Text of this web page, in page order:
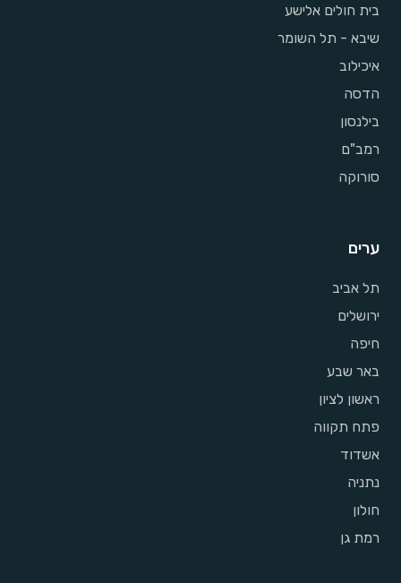
בית חולים אלישע
שיבא - תל השומר
איכילוב
הדסה
בילנסון
רמב"ם
סורוקה
ערים
תל אביב
ירושלים
חיפה
באר שבע
ראשון לציון
פתח תקווה
אשדוד
נתניה
חולון
רמת גן